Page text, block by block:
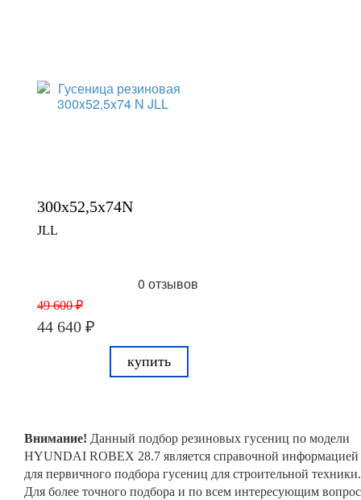
300x52,5x74N
JLL
0 отзывов
49 600 ₽
44 640 ₽
купить
Внимание! Данный подбор резиновых гусениц по модели
HYUNDAI ROBEX 28.7 является справочной информацией
для первичного подбора гусениц для строительной техники.
Для более точного подбора и по всем интересующим